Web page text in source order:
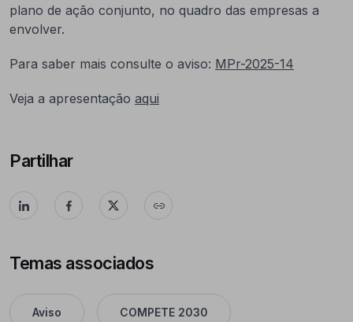
plano de ação conjunto, no quadro das empresas a
envolver.
Para saber mais consulte o aviso: MPr-2025-14
Veja a apresentação aqui
Partilhar
Temas associados
Aviso COMPETE 2030